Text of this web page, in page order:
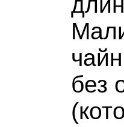
без